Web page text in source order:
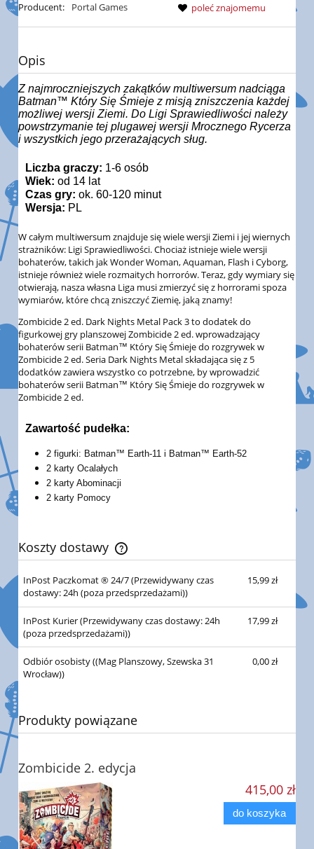
Producent:
Portal Games
poleć znajomemu
Opis
Z najmroczniejszych zakątków multiwersum nadciąga
Batman™ Który Się Śmieje z misją zniszczenia każdej
możliwej wersji Ziemi. Do Ligi Sprawiedliwości należy
powstrzymanie tej plugawej wersji Mrocznego Rycerza
i wszystkich jego przerażających sług.
Liczba graczy: 1-6 osób
Wiek: od 14 lat
Czas gry: ok. 60-120 minut
Wersja: PL
W całym multiwersum znajduje się wiele wersji Ziemi i jej wiernych
strażników: Ligi Sprawiedliwości. Chociaż istnieje wiele wersji
bohaterów, takich jak Wonder Woman, Aquaman, Flash i Cyborg,
istnieje również wiele rozmaitych horrorów. Teraz, gdy wymiary się
otwierają, nasza własna Liga musi zmierzyć się z horrorami spoza
wymiarów, które chcą zniszczyć Ziemię, jaką znamy!
Zombicide 2 ed. Dark Nights Metal Pack 3 to dodatek do
figurkowej gry planszowej Zombicide 2 ed. wprowadzający
bohaterów serii Batman™ Który Się Śmieje do rozgrywek w
Zombicide 2 ed. Seria Dark Nights Metal składająca się z 5
dodatków zawiera wszystko co potrzebne, by wprowadzić
bohaterów serii Batman™ Który Się Śmieje do rozgrywek w
Zombicide 2 ed.
Zawartość pudełka:
2 figurki: Batman™ Earth-11 i Batman™ Earth-52
2 karty Ocalałych
2 karty Abominacji
2 karty Pomocy
Koszty dostawy
Cena nie zawiera ewentualnych kosztów płatności
InPost Paczkomat ® 24/7(Przewidywany czas
dostawy: 24h (poza przedsprzedażami))
15,99 zł
InPost Kurier(Przewidywany czas dostawy: 24h
(poza przedsprzedażami))
17,99 zł
Odbiór osobisty((Mag Planszowy, Szewska 31
Wrocław))
0,00 zł
Produkty powiązane
Zombicide 2. edycja
415,00 zł
do koszyka